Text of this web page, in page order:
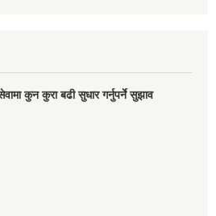
कुन कुरा बढी सुधार गर्नुपर्ने सुझाव